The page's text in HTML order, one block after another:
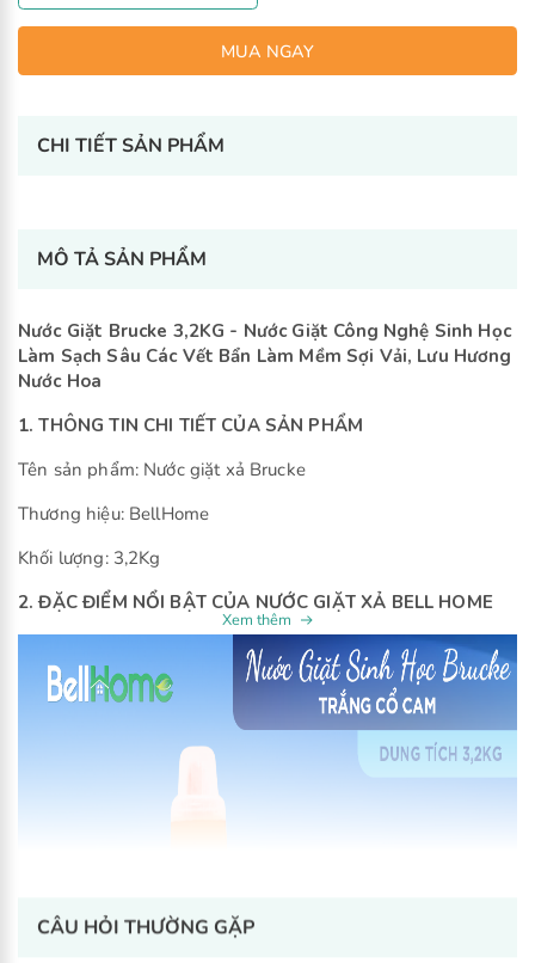
CHI TIẾT SẢN PHẨM
MÔ TẢ SẢN PHẨM
Nước Giặt Brucke 3,2KG - Nước Giặt Công Nghệ Sinh Học
Làm Sạch Sâu Các Vết Bẩn Làm Mềm Sợi Vải, Lưu Hương
Nước Hoa
1. THÔNG TIN CHI TIẾT CỦA SẢN PHẨM
Tên sản phẩm: Nước giặt xả Brucke
Thương hiệu: BellHome
Khối lượng: 3,2Kg
2. ĐẶC ĐIỂM NỔI BẬT CỦA NƯỚC GIẶT XẢ BELL HOME
CÂU HỎI THƯỜNG GẶP